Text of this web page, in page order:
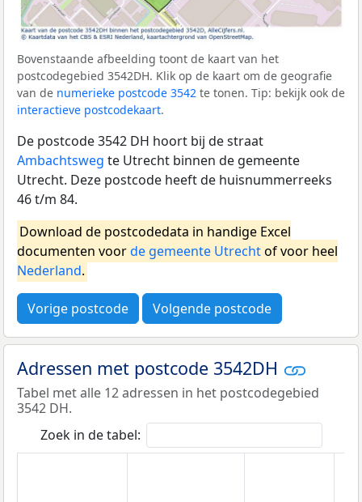
Bovenstaande afbeelding toont de kaart van het
postcodegebied 3542DH. Klik op de kaart om de geografie
van de numerieke postcode 3542 te tonen. Tip: bekijk ook de
interactieve postcodekaart.
De postcode 3542 DH hoort bij de straat
Ambachtsweg te Utrecht binnen de gemeente
Utrecht. Deze postcode heeft de huisnummerreeks
46 t/m 84.
Download de postcodedata in handige Excel
documenten voorde gemeente Utrechtof voor heel
Nederland.
Vorige postcode Volgende postcode
Adressen met postcode 3542DH
Tabel met alle 12 adressen in het postcodegebied
3542 DH.
Zoek in de tabel: